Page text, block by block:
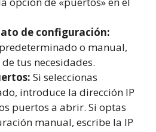
de configuración:
o manual,
tus necesidades.
Si seleccionas
introduce la dirección IP
puertos a abrir. Si optas
manual, escribe la IP